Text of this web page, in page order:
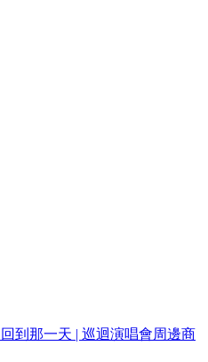
回到那一天 | 巡迴演唱會周邊商